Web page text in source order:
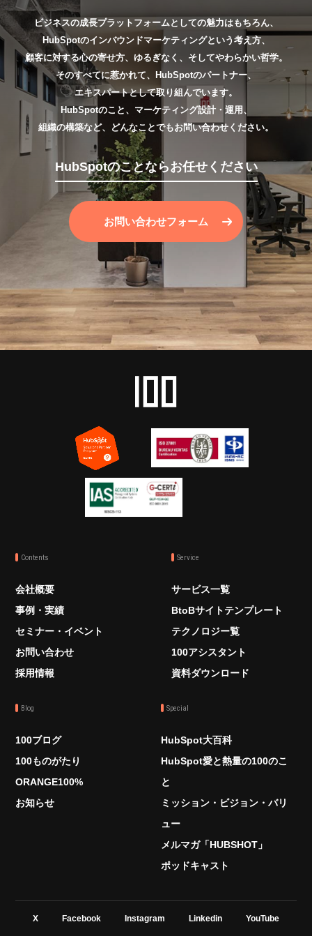
ビジネスの成長プラットフォームとしての魅力はもちろん、
HubSpotのインバウンドマーケティングという考え方、
顧客に対する心の寄せ方、ゆるぎなく、そしてやわらかい哲学。
そのすべてに惹かれて、HubSpotのパートナー、
エキスパートとして取り組んでいます。
HubSpotのこと、マーケティング設計・運用、
組織の構築など、どんなことでもお問い合わせください。
HubSpotのことならお任せください
お問い合わせフォーム
Contents
会社概要
事例・実績
セミナー・イベント
お問い合わせ
採用情報
Service
サービス一覧
BtoBサイトテンプレート
テクノロジー覧
100アシスタント
資料ダウンロード
Blog
100ブログ
100ものがたり
ORANGE100%
お知らせ
Special
HubSpot大百科
HubSpot愛と熱量の100のこ
と
ミッション・ビジョン・バリ
ュー
メルマガ「HUBSHOT」
ポッドキャスト
X Facebook Instagram Linkedin YouTube